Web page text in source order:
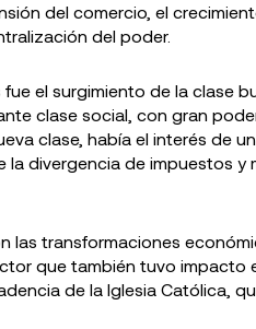
del comercio, el
del poder.
el surgimiento de la clase
clase social, con gran
clase, había el interés de
divergencia de impuestos y
las transformaciones
que también tuvo impacto
de la Iglesia Católica,